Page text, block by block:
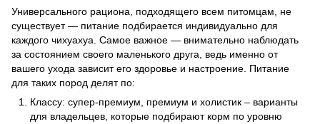
Универсального рациона, подходящего всем питомцам, не
существует — питание подбирается индивидуально для
каждого чихуахуа. Самое важное — внимательно наблюдать
за состоянием своего маленького друга, ведь именно от
вашего ухода зависит его здоровье и настроение. Питание
для таких пород делят по:
Классу: супер-премиум, премиум и холистик – варианты
для владельцев, которые подбирают корм по уровню